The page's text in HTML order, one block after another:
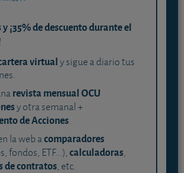
¡35% de descuento durante el
virtualy sigue a diario tus
revista mensual OCU
y otra semanal +
de Acciones.
la web acomparadores
fondos, ETF...),calculadoras,
de contratos, etc.